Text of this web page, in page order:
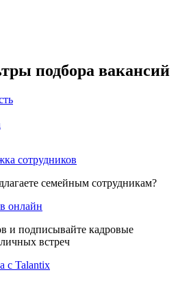
подбора вакансий
сотрудников
семейным сотрудникам?
онлайн
и подписывайте кадровые
встреч
с Talantix